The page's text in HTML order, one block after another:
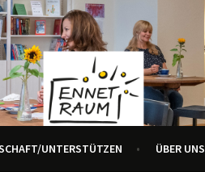
ENNETBADEN
UNTERSTÜTZEN ÜBER UNS